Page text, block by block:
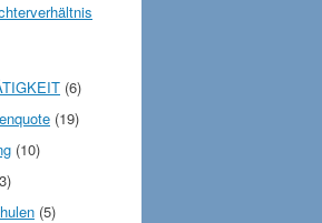
(6)
(19)
(10)
(5)